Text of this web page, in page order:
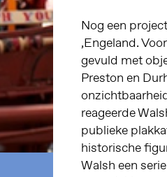
Nog een
,Engeland.
gevuld met
Preston en
reageerde
publieke
historische
Walsh een